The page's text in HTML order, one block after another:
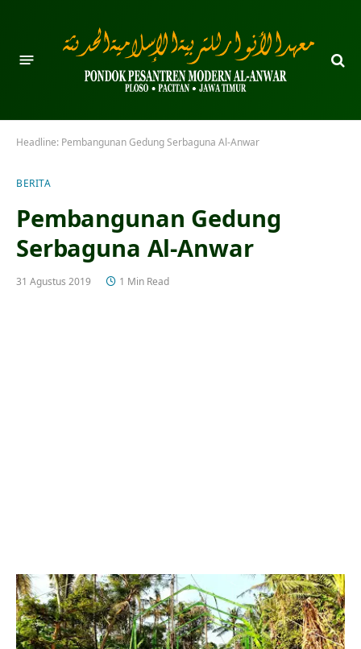
Headline: Pembangunan Gedung Serbaguna Al-Anwar
BERITA
Pembangunan Gedung
Serbaguna Al-Anwar
31 Agustus 2019 1 Min Read